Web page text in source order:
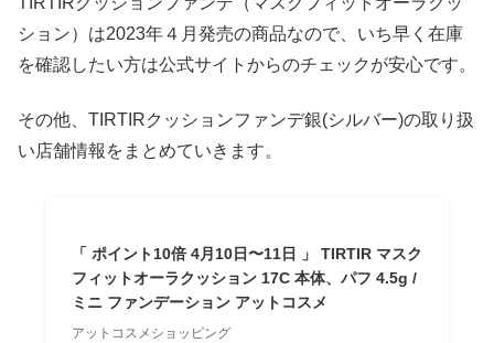
ション）は2023年４月発売の商品なので、いち早く在庫
を確認したい方は公式サイトからのチェックが安心です。
その他、TIRTIRクッションファンデ銀(シルバー)の取り扱
い店舗情報をまとめていきます。
「 ポイント10倍 4月10日〜11日 」 TIRTIR マスク
フィットオーラクッション 17C 本体、パフ 4.5g /
ミニ ファンデーション アットコスメ
アットコスメショッピング